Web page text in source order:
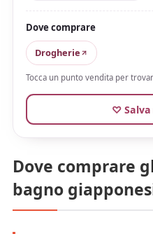
per il relax notturno e
dopo il bagno. Con
come ceramide notturna
Le grandi pastiglie sono
perfetta per un bagno
piccolo pensiero.
Dove comprare
Drogherie
Tocca un punto vendita per
♡
Dove comprare
bagno